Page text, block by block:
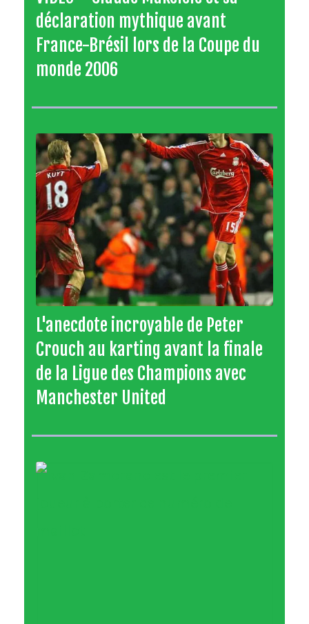
déclaration mythique avant
France-Brésil lors de la Coupe du
monde 2006
L'anecdote incroyable de Peter
Crouch au karting avant la finale
de la Ligue des Champions avec
Manchester United